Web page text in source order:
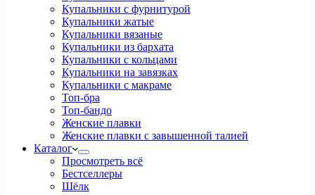
Купальники с фурнитурой
Купальники жатые
Купальники вязаные
Купальники из бархата
Купальники с кольцами
Купальники на завязках
Купальники с макраме
Топ-бра
Топ-бандо
Женские плавки
Женские плавки с завышенной талией
Каталог
Просмотреть всё
Бестселлеры
Шёлк